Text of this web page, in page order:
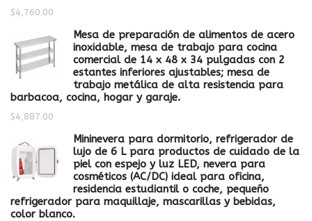
$4,760.00
Mesa de preparación de alimentos de acero
inoxidable, mesa de trabajo para cocina
comercial de 14 x 48 x 34 pulgadas con 2
estantes inferiores ajustables; mesa de
trabajo metálica de alta resistencia para
barbacoa, cocina, hogar y garaje.
$4,887.00
Mininevera para dormitorio, refrigerador de
lujo de 6 L para productos de cuidado de la
piel con espejo y luz LED, nevera para
cosméticos (AC/DC) ideal para oficina,
residencia estudiantil o coche, pequeño
refrigerador para maquillaje, mascarillas y bebidas,
color blanco.